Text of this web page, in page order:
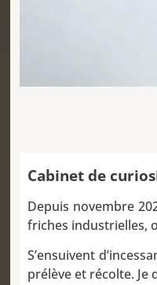
Cabinet de
Depuis novembre
friches industrielles,
S’ensuivent
prélève et récolte. Je